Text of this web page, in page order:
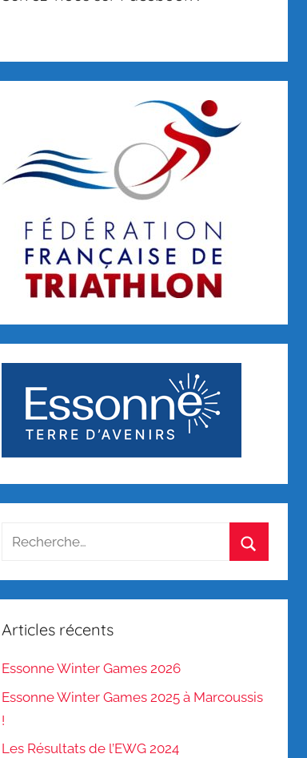
Recherche
:
Articles récents
Essonne Winter Games 2026
Essonne Winter Games 2025 à Marcoussis
!
Les Résultats de l’EWG 2024